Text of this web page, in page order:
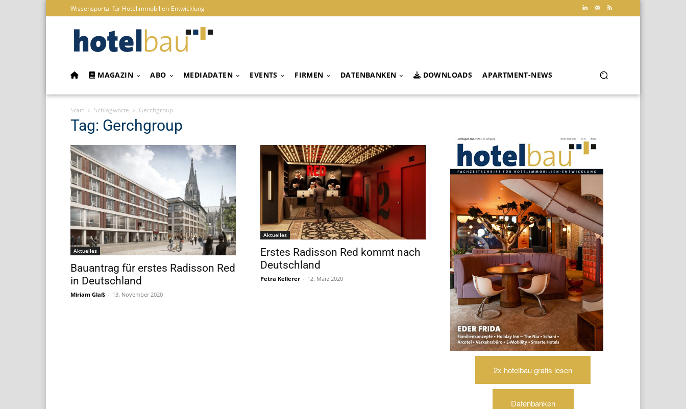
Wissensportal für Hotelimmobilien-Entwicklung
MAGAZIN ABO MEDIADATEN EVENTS FIRMEN DATENBANKEN DOWNLOADS APARTMENT-NEWS
Start Schlagworte Gerchgroup
Tag: Gerchgroup
Aktuelles
Bauantrag für erstes Radisson Red
in Deutschland
Miriam Glaß - 13. November 2020
Aktuelles
Erstes Radisson Red kommt nach
Deutschland
Petra Kellerer - 12. März 2020
2x hotelbau gratis lesen
Datenbanken